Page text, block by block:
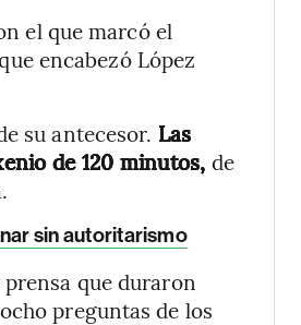
el que marcó el
encabezó López
su antecesor. Las
de 120 minutos, de
sin autoritarismo
que duraron
preguntas de los